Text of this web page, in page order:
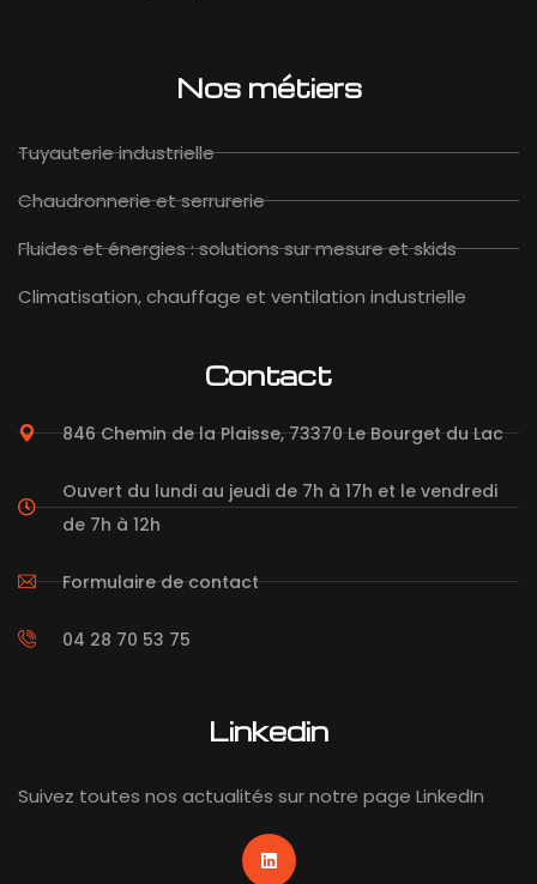
Nos métiers
Tuyauterie industrielle
Chaudronnerie et serrurerie
Fluides et énergies : solutions sur mesure et skids
Climatisation, chauffage et ventilation industrielle
Contact
846 Chemin de la Plaisse, 73370 Le Bourget du Lac
Ouvert du lundi au jeudi de 7h à 17h et le vendredi
de 7h à 12h
Formulaire de contact
04 28 70 53 75
Linkedin
Suivez toutes nos actualités sur notre page LinkedIn